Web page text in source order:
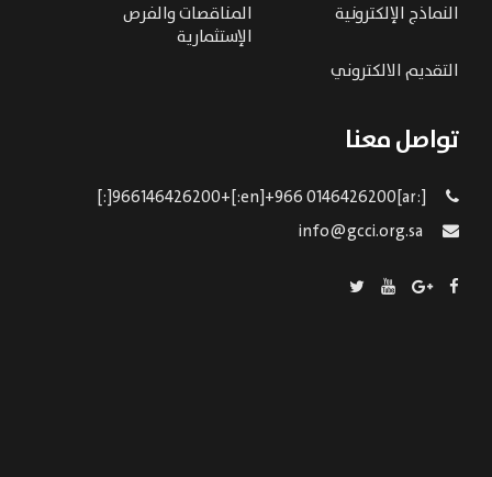
النماذج الإلكترونية
المناقصات والفرص
الإستثمارية
التقديم الالكتروني
تواصل معنا
[:ar]966146426200+[:en]+966 0146426200[:]